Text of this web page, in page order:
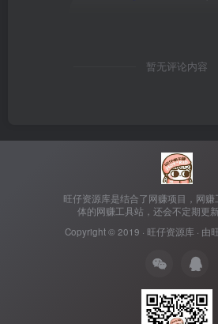
暂无评论内容
旺仔资源库是结合了网赚项目，网
体的网赚工具站，还会不定期更
Copyright © 2019 · 旺仔资源库 · 由